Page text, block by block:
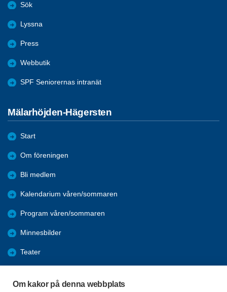
Om kakor på denna webbplats
Sök
Lyssna
Press
Webbutik
SPF Seniorernas intranät
Mälarhöjden-Hägersten
Start
Om föreningen
Bli medlem
Kalendarium våren/sommaren
Program våren/sommaren
Minnesbilder
Teater